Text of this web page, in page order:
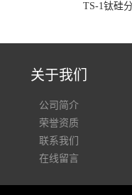
TS-1钛硅
关于我们
公司简介
荣誉资质
联系我们
在线留言